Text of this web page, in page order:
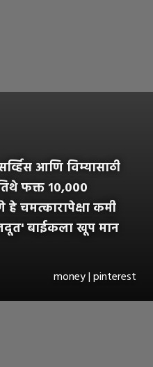
आणि विम्यासाठी
फक्त १०,०००
चमत्कारापेक्षा कमी
बाईकला खूप मान
money | pinterest